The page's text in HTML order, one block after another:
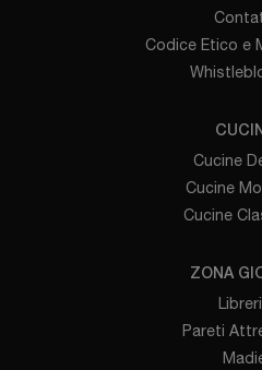
Codice Etico e
Cucine
Cucine
Cucine
ZONA
Pareti